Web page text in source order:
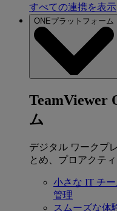
すべての連携を表示
ONEプラットフォーム
TeamViewer
ム
デジタル ワークプ
とめ、プロアクテ
小さな IT チ
管理
スムーズな体